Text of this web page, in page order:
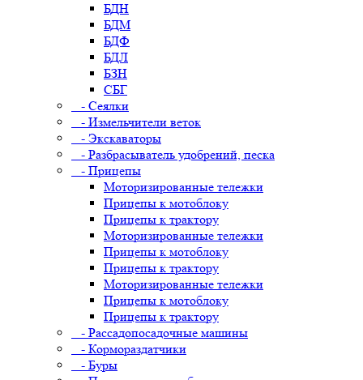
БДН
БДМ
БДФ
БДЛ
БЗН
СБГ
- Сеялки
- Измельчители веток
- Экскаваторы
- Разбрасыватель удобрений, песка
- Прицепы
Моторизированные тележки
Прицепы к мотоблоку
Прицепы к трактору
Моторизированные тележки
Прицепы к мотоблоку
Прицепы к трактору
Моторизированные тележки
Прицепы к мотоблоку
Прицепы к трактору
- Рассадопосадочные машины
- Кормораздатчики
- Буры